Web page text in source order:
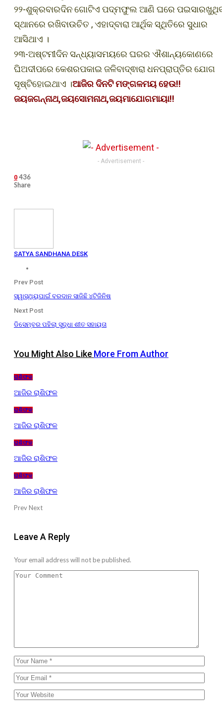
୨୨-ଶୁକ୍ରବାରଦିନ ଗୋଟିଏ ପଦ୍ମଫୁଲ ଆଣି ଘରେ
ସ୍ଥାନରେ ରଖିବାଉଚିତ , ଏହାଦ୍ବାରା ଆର୍ଥିକ ସ୍ଥିତିରେ ସୁଧାର
ଆସିଥାଏ ।
୨୩-ଅଷ୍ଟମୀଦିନ ସନ୍ଧ୍ୟାସମୟରେ ଘରର ଐଶାନ୍ୟକୋଣରେ
ଘିଅଦୀପରେ କେଶରପକାଇ ଜଳିବାଦ୍ଵାରା ଧନପ୍ରାପ୍ତିର ଯୋଗ
ସୃଷ୍ଟିହୋଇଥାଏ ।ଆଜିର ଦିନଟି ମଙ୍ଗଳମୟ ହେଉ!!
ଜୟଜଗନ୍ନାଥ,ଜୟସୋମନାଥ,ଜୟମାଯୋଗମାୟା!!
- Advertisement -
0 436
Share
SATYA SANDHANA DESK
Prev Post
ସ୍ୱାସ୍ଥ୍ୟପାଇଁ ବରଦାନ ସାଜିଛି ୪ଟିଜିନିଷ
Next Post
ଡିସେମ୍ବର ପହିଲା ସୁଦ୍ଧା ଶୀତ ସହାୟତା
You Might Also Like More From Author
ରାଶିଫଳ
ଆଜିର ରାଶିଫଳ
ରାଶିଫଳ
ଆଜିର ରାଶିଫଳ
ରାଶିଫଳ
ଆଜିର ରାଶିଫଳ
ରାଶିଫଳ
ଆଜିର ରାଶିଫଳ
PrevNext
Leave A Reply
Your email address will not be published.